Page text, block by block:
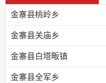
金寨县桃岭乡
金寨县关庙乡
金寨县白塔畈镇
金寨县全军乡